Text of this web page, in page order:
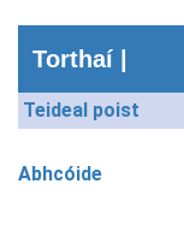
Torthaí |
Teideal poist
Abhcóide